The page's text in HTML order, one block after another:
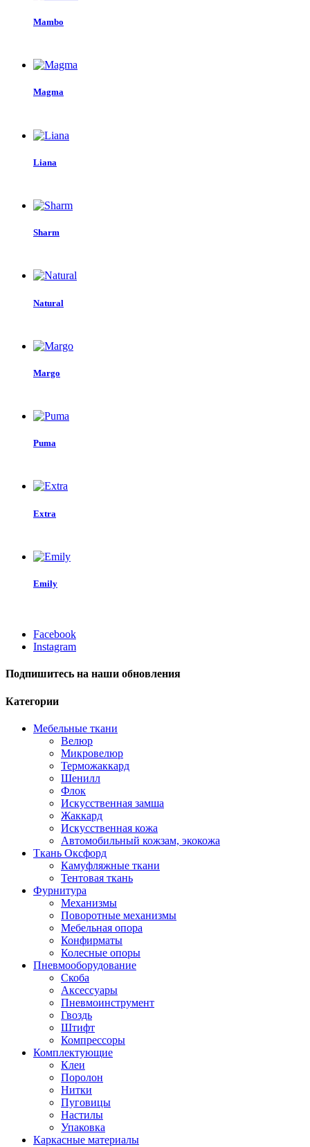
Mambo
Magma
Liana
Sharm
Natural
Margo
Puma
Extra
Emily
Facebook
Instagram
Подпишитесь на наши обновления
Категории
Мебельные ткани
Велюр
Микровелюр
Терможаккард
Шенилл
Флок
Искусственная замша
Жаккард
Искусственная кожа
Автомобильный кожзам, экокожа
Ткань Оксфорд
Камуфляжные ткани
Тентовая ткань
Фурнитура
Механизмы
Поворотные механизмы
Мебельная опора
Конфирматы
Колесные опоры
Пневмооборудование
Скоба
Аксессуары
Пневмоинструмент
Гвоздь
Штифт
Компрессоры
Комплектующие
Клеи
Поролон
Нитки
Пуговицы
Настилы
Упаковка
Каркасные материалы